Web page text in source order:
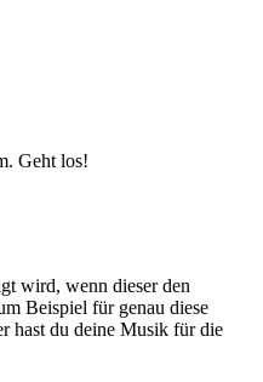
Geht los!
wird, wenn dieser den
Beispiel für genau diese
hast du deine Musik für die